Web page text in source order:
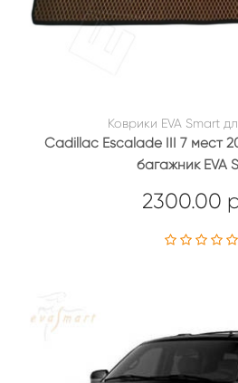
Коврики EVA Smart
Cadillac Escalade III 7 мест
багажник EVA
2300.00